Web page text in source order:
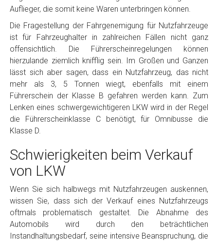
Auflieger, die somit keine Waren unterbringen können.
Die Fragestellung der Fahrgenemigung für Nutzfahrzeuge
ist für Fahrzeughalter in zahlreichen Fällen nicht ganz
offensichtlich. Die Führerscheinregelungen können
hierzulande ziemlich knifflig sein. Im Großen und Ganzen
lässt sich aber sagen, dass ein Nutzfahrzeug, das nicht
mehr als 3, 5 Tonnen wiegt, ebenfalls mit einem
Führerschein der Klasse B gefahren werden kann. Zum
Lenken eines schwergewichtigeren LKW wird in der Regel
die Führerscheinklasse C benötigt, für Omnibusse die
Klasse D.
Schwierigkeiten beim Verkauf
von LKW
Wenn Sie sich halbwegs mit Nutzfahrzeugen auskennen,
wissen Sie, dass sich der Verkauf eines Nutzfahrzeugs
oftmals problematisch gestaltet. Die Abnahme des
Automobils wird durch den beträchtlichen
Instandhaltungsbedarf, seine intensive Beanspruchung, die